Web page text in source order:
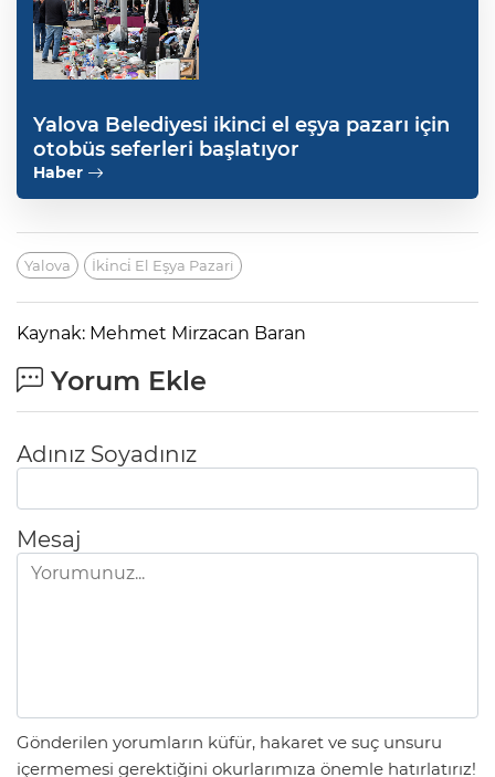
Yalova Belediyesi ikinci el eşya pazarı için
otobüs seferleri başlatıyor
Haber
Yalova İki̇nci̇ El Eşya Pazari
Kaynak: Mehmet Mirzacan Baran
Yorum Ekle
Adınız Soyadınız
Mesaj
Gönderilen yorumların küfür, hakaret ve suç unsuru
içermemesi gerektiğini okurlarımıza önemle hatırlatırız!